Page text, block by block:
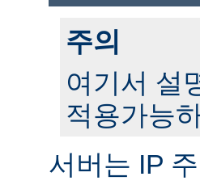
주의
여기서 설
적용가능
서버는 IP